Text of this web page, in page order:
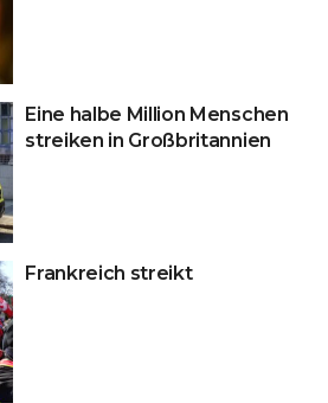
Eine halbe Million Menschen
streiken in Großbritannien
Frankreich streikt